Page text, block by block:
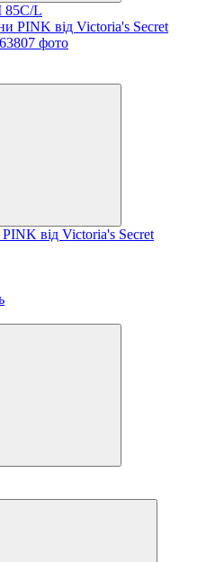
85C/L
від Victoria's Secret